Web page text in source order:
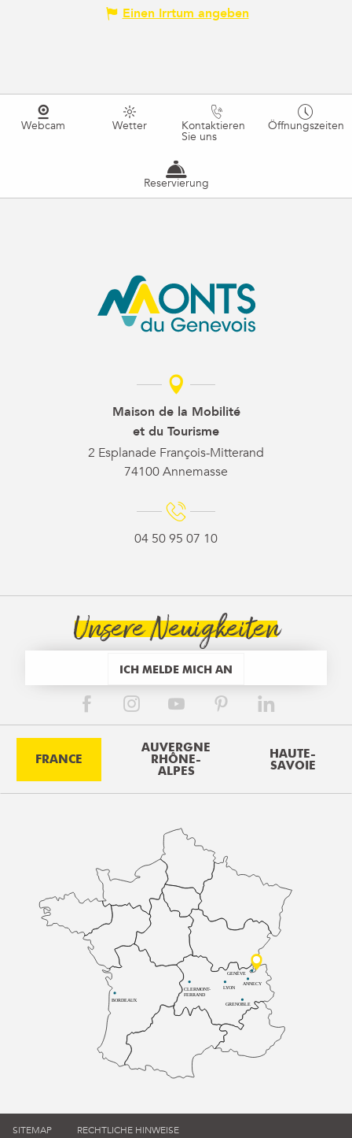
Einen Irrtum angeben
Webcam Wetter Kontaktieren
Sie uns
Öffnungszeiten
Reservierung
Maison de la Mobilité
et du Tourisme
2 Esplanade François-Mitterand
74100 Annemasse
04 50 95 07 10
Unsere Neuigkeiten
ICH MELDE MICH AN
FRANCE
AUVERGNE
RHÔNE-
ALPES
HAUTE-
SAVOIE
BORDEAUX
CLERMONT-
FERRAND
LYON
ANNECY
GRENOBLE
GENÈVE
SITEMAP RECHTLICHE HINWEISE